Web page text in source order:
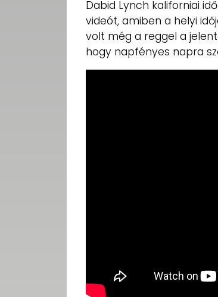
Dabid Lynch kaliforniai
videót, amiben a helyi
volt még a reggel a
hogy napfényes napra